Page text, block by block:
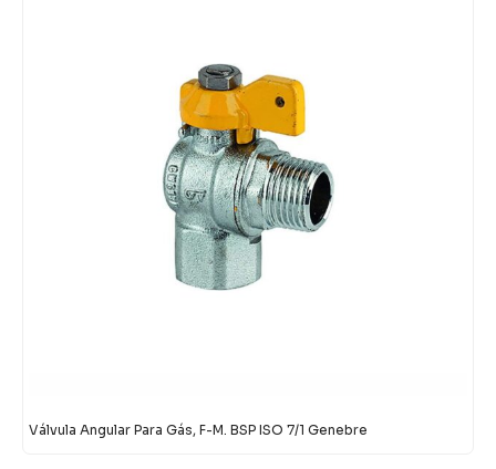
Válvula Angular Para Gás, F-M. BSP ISO 7/1 Genebre